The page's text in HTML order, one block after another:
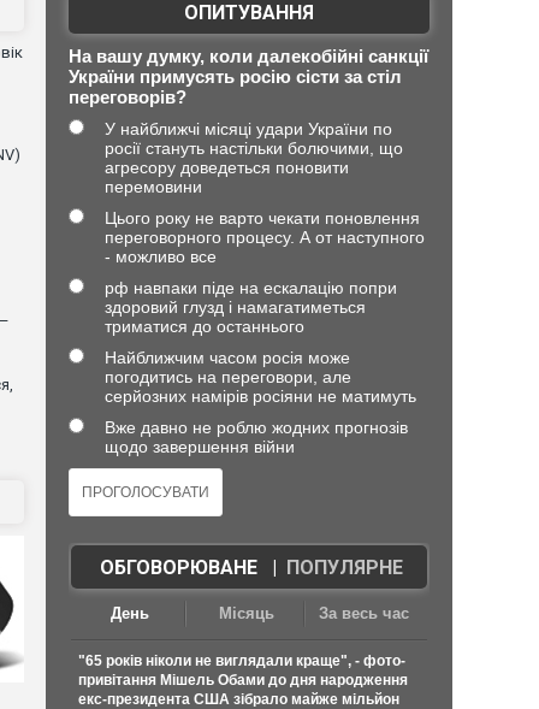
ОПИТУВАННЯ
На вашу думку, коли далекобійні санкції
України примусять росію сісти за стіл
переговорів?
У найближчі місяці удари України по
росії стануть настільки болючими, що
агресору доведеться поновити
перемовини
Цього року не варто чекати поновлення
переговорного процесу. А от наступного
- можливо все
рф навпаки піде на ескалацію попри
здоровий глузд і намагатиметься
триматися до останнього
Найближчим часом росія може
погодитись на переговори, але
серйозних намірів росіяни не матимуть
Вже давно не роблю жодних прогнозів
щодо завершення війни
ОБГОВОРЮВАНЕ| ПОПУЛЯРНЕ
День Місяць За весь час
"65 років ніколи не виглядали краще", - фото-
привітання Мішель Обами до дня народження
екс-президента США зібрало майже мільйон